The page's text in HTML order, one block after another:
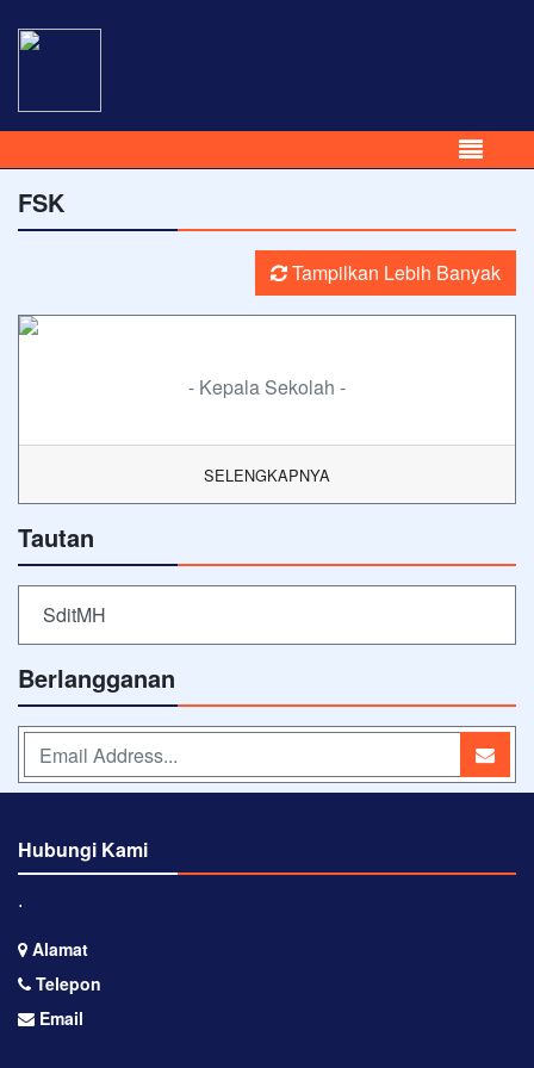
FSK
Tampilkan Lebih Banyak
- Kepala Sekolah -
SELENGKAPNYA
Tautan
SditMH
Berlangganan
Hubungi Kami
⋅
Alamat
Telepon
Email